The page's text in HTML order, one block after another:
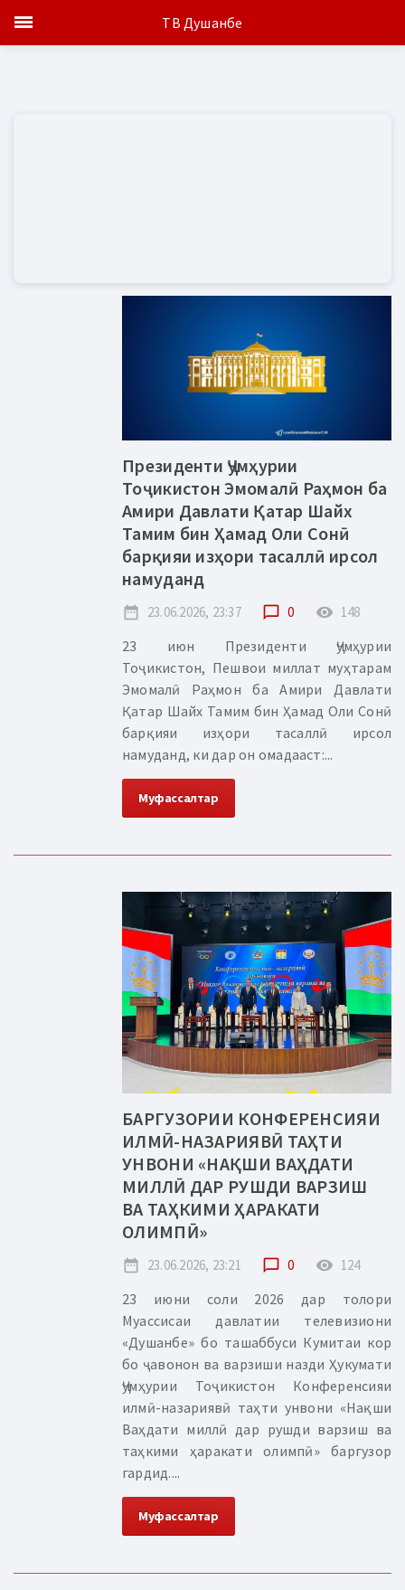
Президенти Ҷумҳурии
Тоҷикистон Эмомалӣ Раҳмон ба
Амири Давлати Қатар Шайх
Тамим бин Ҳамад Оли Сонӣ
барқияи изҳори тасаллӣ ирсол
намуданд
date_range 23.06.2026, 23:37 chat_bubble_outline 0 remove_red_eye 148
23 июн Президенти Ҷумҳурии
Тоҷикистон, Пешвои миллат муҳтарам
Эмомалӣ Раҳмон ба Амири Давлати
Қатар Шайх Тамим бин Ҳамад Оли Сонӣ
барқияи изҳори тасаллӣ ирсол
намуданд, ки дар он омадааст:...
Муфассалтар
БАРГУЗОРИИ КОНФЕРЕНСИЯИ
ИЛМӢ-НАЗАРИЯВӢ ТАҲТИ
УНВОНИ «НАҚШИ ВАҲДАТИ
МИЛЛӢ ДАР РУШДИ ВАРЗИШ
ВА ТАҲКИМИ ҲАРАКАТИ
ОЛИМПӢ»
date_range 23.06.2026, 23:21 chat_bubble_outline 0 remove_red_eye 124
23 июни соли 2026 дар толори
Муассисаи давлатии телевизиони
«Душанбе» бо ташаббуси Кумитаи кор
бо ҷавонон ва варзиши назди Ҳукумати
Ҷумҳурии Тоҷикистон Конференсияи
илмӣ-назариявӣ таҳти унвони «Нақши
Ваҳдати миллӣ дар рушди варзиш ва
таҳкими ҳаракати олимпӣ» баргузор
гардид....
Муфассалтар
ТВ Душанбе